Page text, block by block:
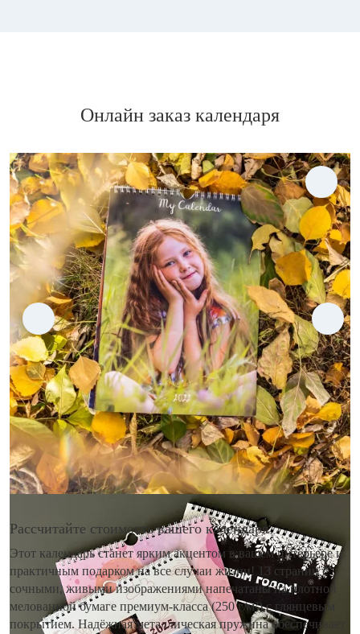
Онлайн заказ календаря
Рассчитайте стоимость вашего календаря
Этот календарь станет ярким акцентом в вашем интерьере и
практичным подарком на все случаи жизни! 13 страниц с
сочными, живыми изображениями напечатаны на плотной
мелованной бумаге премиум-класса (250 г/м²) с глянцевым
покрытием. Надёжная металлическая пружина обеспечивает